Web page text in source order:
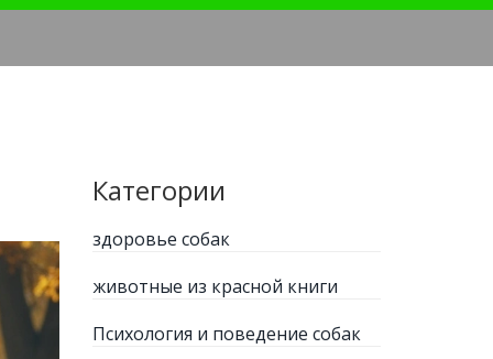
Категории
здоровье собак
животные из красной книги
Психология и поведение собак